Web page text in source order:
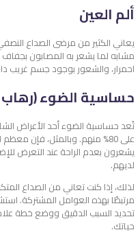
ألم العين
يعاني الكثير من مرضى الصداع
مشابه لما يشعر به المصابون بجفاف
احمرار، والشعور بوجود جسم غريب
حساسية الضوء
تُعد حساسية الضوء أحد الأعراض
على 80% منهم. وبالمثل، فإن
يشعرون بعدم الراحة عند التعرض
لديهم.
لذلك، إذا كنت تعاني من الصداع
مرتبطًا بهذه العوامل المشتركة.
تحديد السبب الدقيق ووضع خطة
حياتك.